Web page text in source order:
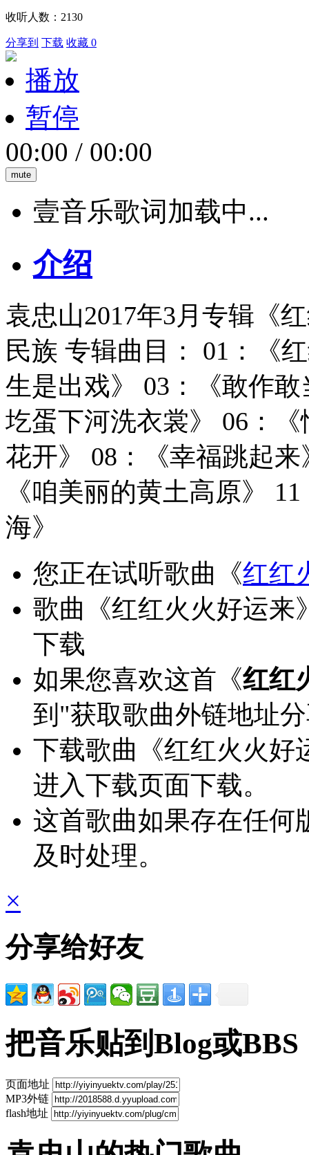
收听人数：2130
分享到 下载 收藏 0
播放
暂停
00:00 / 00:00
mute
壹音乐歌词加载中...
介绍
袁忠山2017年3月专辑《
民族 专辑曲目： 01：《
生是出戏》 03：《敢作
圪蛋下河洗衣裳》 06：
花开》 08：《幸福跳起
《咱美丽的黄土高原》
海》
您正在试听歌曲《红红
歌曲《红红火火好运来
下载
如果您喜欢这首《红红
到"获取歌曲外链地址
下载歌曲《红红火火好
进入下载页面下载。
这首歌曲如果存在任何
及时处理。
×
分享给好友
把音乐贴到Blog或BBS
页面地址
MP3外链
flash地址